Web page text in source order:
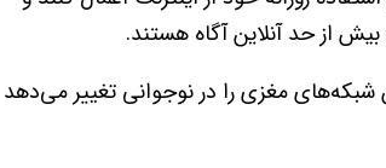
از حد آنلاین آگاه هستند.
شبکه‌های مغزی را در نوجوانی تغییر می‌دهد